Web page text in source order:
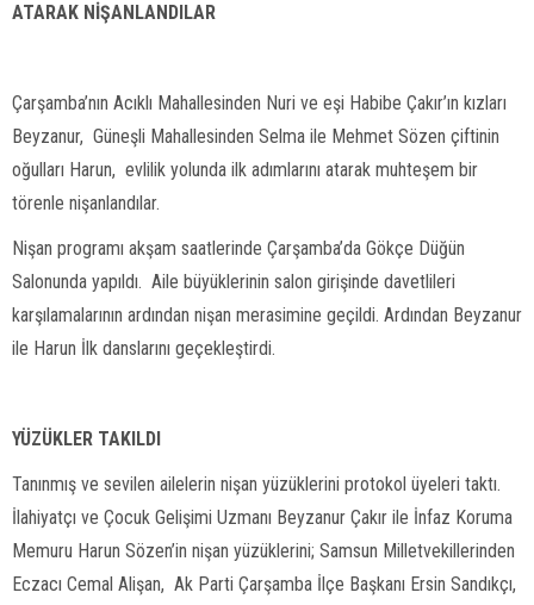
ATARAK NİŞANLANDILAR
Çarşamba’nın Acıklı Mahallesinden Nuri ve eşi Habibe Çakır’ın kızları
Beyzanur, Güneşli Mahallesinden Selma ile Mehmet Sözen çiftinin
oğulları Harun, evlilik yolunda ilk adımlarını atarak muhteşem bir
törenle nişanlandılar.
Nişan programı akşam saatlerinde Çarşamba’da Gökçe Düğün
Salonunda yapıldı. Aile büyüklerinin salon girişinde davetlileri
karşılamalarının ardından nişan merasimine geçildi. Ardından Beyzanur
ile Harun İlk danslarını geçekleştirdi.
YÜZÜKLER TAKILDI
Tanınmış ve sevilen ailelerin nişan yüzüklerini protokol üyeleri taktı.
İlahiyatçı ve Çocuk Gelişimi Uzmanı Beyzanur Çakır ile İnfaz Koruma
Memuru Harun Sözen’in nişan yüzüklerini; Samsun Milletvekillerinden
Eczacı Cemal Alişan, Ak Parti Çarşamba İlçe Başkanı Ersin Sandıkçı,